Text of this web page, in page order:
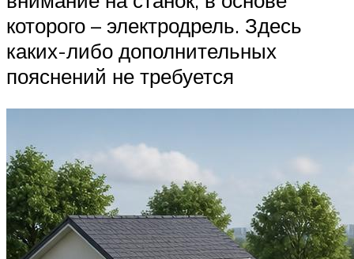
которого – электродрель. Здесь
каких-либо дополнительных
пояснений не требуется